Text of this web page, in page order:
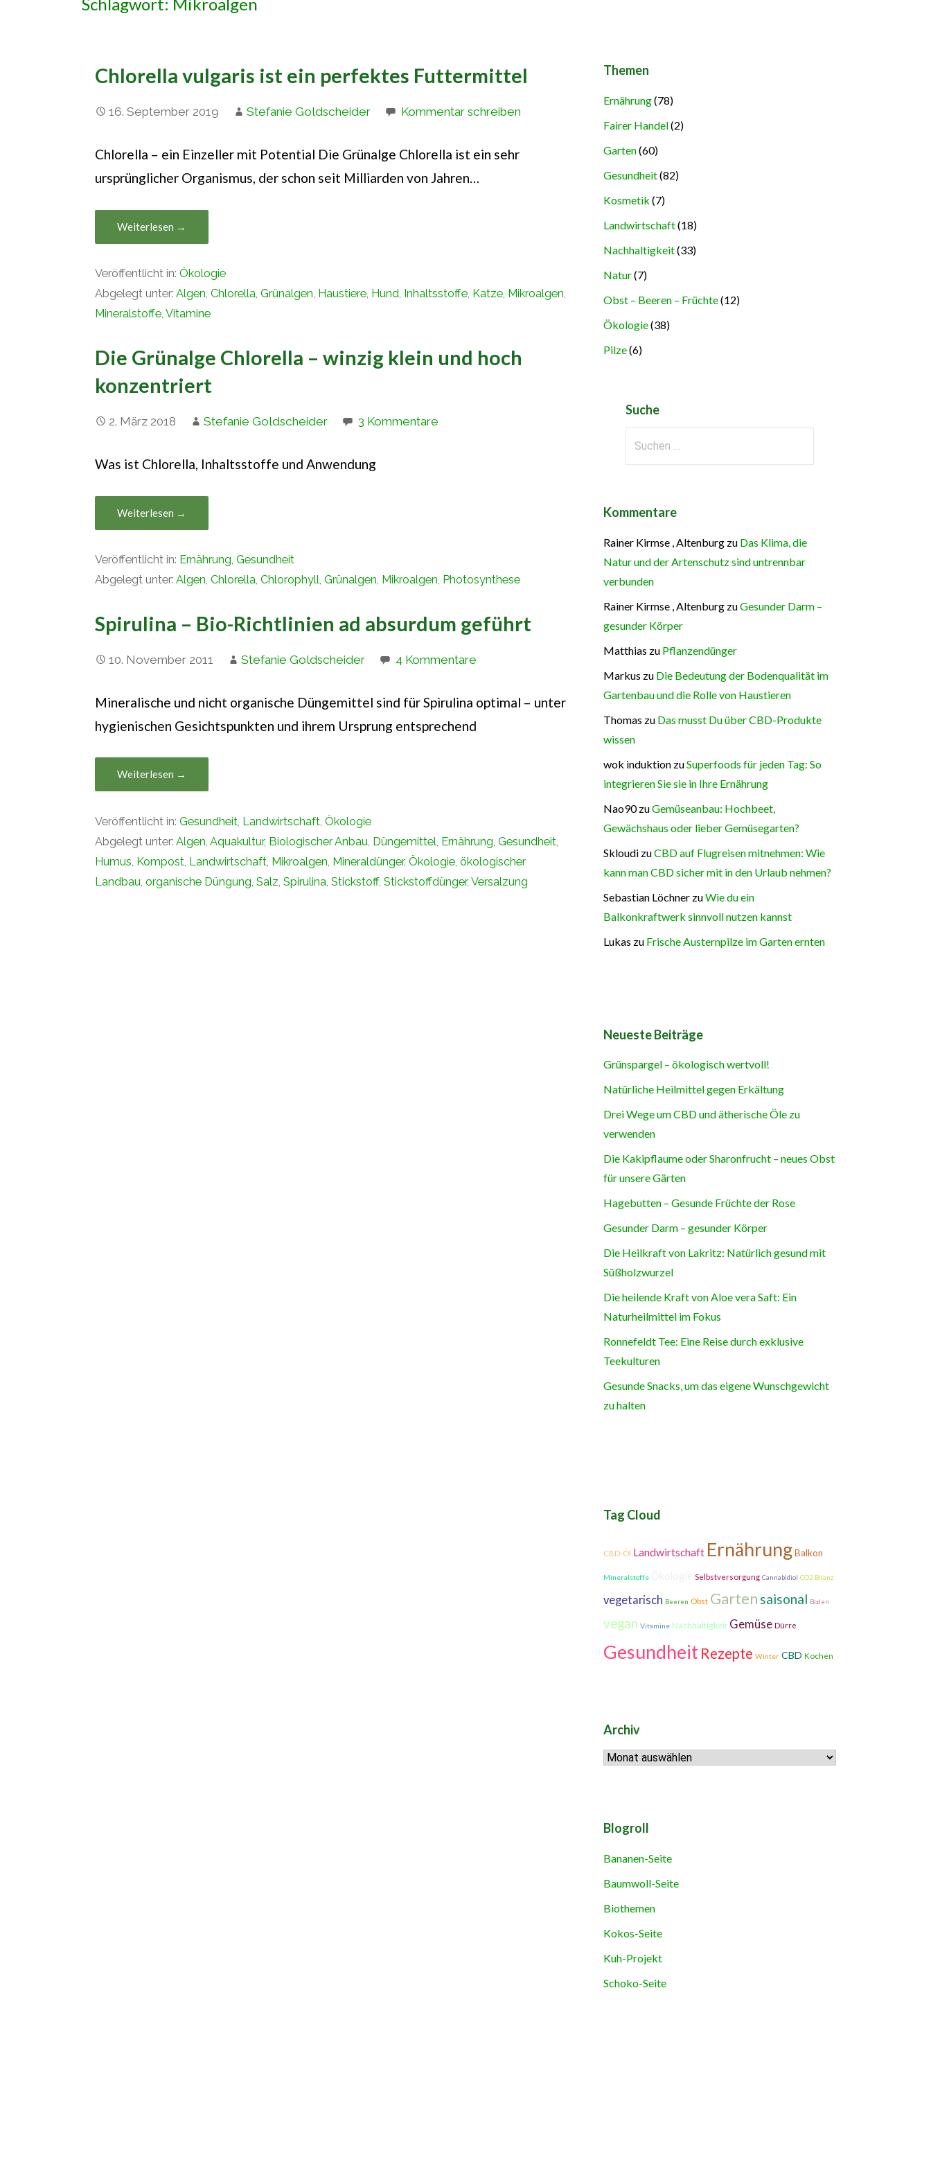
Schlagwort: Mikroalgen
Chlorella vulgaris ist ein perfektes Futtermittel
16. September 2019 Stefanie Goldscheider Kommentar schreiben
Chlorella – ein Einzeller mit Potential Die Grünalge Chlorella ist ein sehr
ursprünglicher Organismus, der schon seit Milliarden von Jahren…
Weiterlesen →
Veröffentlicht in:Ökologie
Abgelegt unter:Algen,Chlorella,Grünalgen, Haustiere, Hund, Inhaltsstoffe, Katze, Mikroalgen,
Mineralstoffe,Vitamine
Die Grünalge Chlorella – winzig klein und hoch
konzentriert
2. März 2018 Stefanie Goldscheider 3 Kommentare
Was ist Chlorella, Inhaltsstoffe und Anwendung
Weiterlesen →
Veröffentlicht in: Ernährung,Gesundheit
Abgelegt unter:Algen,Chlorella,Chlorophyll,Grünalgen, Mikroalgen, Photosynthese
Spirulina – Bio-Richtlinien ad absurdum geführt
10. November 2011 Stefanie Goldscheider 4 Kommentare
Mineralische und nicht organische Düngemittel sind für Spirulina optimal – unter
hygienischen Gesichtspunkten und ihrem Ursprung entsprechend
Weiterlesen →
Veröffentlicht in:Gesundheit, Landwirtschaft,Ökologie
Abgelegt unter:Algen,Aquakultur, Biologischer Anbau, Düngemittel, Ernährung,Gesundheit,
Humus, Kompost, Landwirtschaft, Mikroalgen, Mineraldünger,Ökologie,ökologischer
Landbau,organische Düngung,Salz,Spirulina,Stickstoff,Stickstoffdünger,Versalzung
Themen
Ernährung(78)
Fairer Handel(2)
Garten(60)
Gesundheit(82)
Kosmetik (7)
Landwirtschaft(18)
Nachhaltigkeit(33)
Natur(7)
Obst – Beeren – Früchte(12)
Ökologie(38)
Pilze(6)
Suche
Kommentare
Rainer Kirmse , Altenburgzu Das Klima, die
Natur und der Artenschutz sind untrennbar
verbunden
Rainer Kirmse , AltenburgzuGesunder Darm –
gesunder Körper
Matthias zu Pflanzendünger
Markus zu Die Bedeutung der Bodenqualität im
Gartenbau und die Rolle von Haustieren
Thomas zu Das musst Du über CBD-Produkte
wissen
wok induktionzuSuperfoods für jeden Tag: So
integrieren Sie sie in Ihre Ernährung
Nao90zuGemüseanbau: Hochbeet,
Gewächshaus oder lieber Gemüsegarten?
SkloudizuCBD auf Flugreisen mitnehmen: Wie
kann man CBD sicher mit in den Urlaub nehmen?
Sebastian LöchnerzuWie du ein
Balkonkraftwerk sinnvoll nutzen kannst
Lukas zu Frische Austernpilze im Garten ernten
Neueste Beiträge
Grünspargel – ökologisch wertvoll!
Natürliche Heilmittel gegen Erkältung
Drei Wege um CBD und ätherische Öle zu
verwenden
Die Kakipflaume oder Sharonfrucht – neues Obst
für unsere Gärten
Hagebutten – Gesunde Früchte der Rose
Gesunder Darm – gesunder Körper
Die Heilkraft von Lakritz: Natürlich gesund mit
Süßholzwurzel
Die heilende Kraft von Aloe vera Saft: Ein
Naturheilmittel im Fokus
Ronnefeldt Tee: Eine Reise durch exklusive
Teekulturen
Gesunde Snacks, um das eigene Wunschgewicht
zu halten
Tag Cloud
CBD-Öl Landwirtschaft Ernährung Balkon
Mineralstoffe Selbstversorgung Cannabidiol CO2-Bilanz
vegetarisch Beeren Obst Garten saisonal Boden
vegan Vitamine Nachhaltigkeit Gemüse Dürre
Gesundheit Rezepte Winter CBD Kochen
Archiv
Archiv
Blogroll
Bananen-Seite
Baumwoll-Seite
Biothemen
Kokos-Seite
Kuh-Projekt
Schoko-Seite